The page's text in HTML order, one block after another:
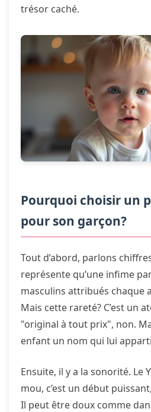
trésor caché.
Pourquoi choisir un
pour son garçon?
Tout d’abord, parlons
représente qu’une infime
masculins attribués chaque
Mais cette rareté? C’est un
"original à tout prix", non.
enfant un nom qui lui
Ensuite, il y a la sonorité. Le
mou, c’est un début
Il peut être doux comme